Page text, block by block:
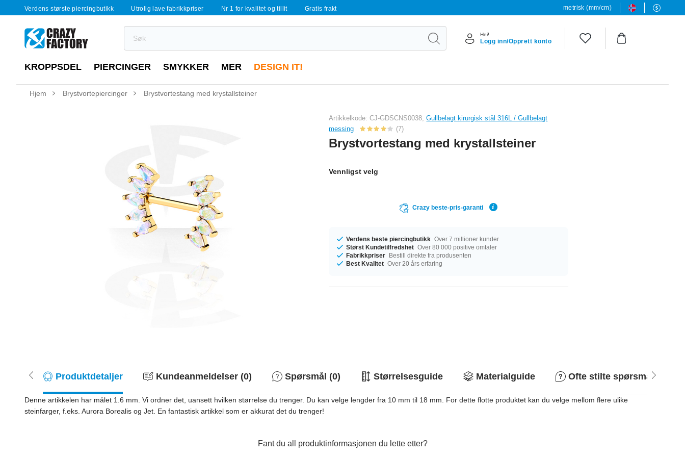
Verdens største piercingbutikk Utrolig lave fabrikkpriser Nr 1 for kvalitet og tillit Gratis frakt metrisk (mm/cm)
Hei!
Logg inn/Opprett konto
KROPPSDEL PIERCINGER SMYKKER MER DESIGN IT!
Hjem Brystvortepiercinger Brystvortestang med krystallsteiner
Artikkelkode: CJ-GDSCNS0038,Gullbelagt kirurgisk stål 316L / Gullbelagt
messing
(7)
Brystvortestang med krystallsteiner
Vennligst velg
Crazy beste-pris-garanti
Verdens beste piercingbutikk Over 7 millioner kunder
Størst Kundetilfredshet Over 80 000 positive omtaler
Fabrikkpriser Bestill direkte fra produsenten
Best Kvalitet Over 20 års erfaring
Produktdetaljer Kundeanmeldelser (0) Spørsmål (0) Størrelsesguide Materialguide Ofte stilte spørsmål
Denne artikkelen har målet 1.6 mm. Vi ordner det, uansett hvilken størrelse du trenger. Du kan velge lengder fra 10 mm til 18 mm. For dette flotte produktet kan du velge mellom flere ulike
steinfarger, f.eks. Aurora Borealis og Jet. En fantastisk artikkel som er akkurat det du trenger!
Fant du all produktinformasjonen du lette etter?